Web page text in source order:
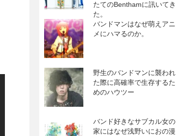
たてのBenthamに訊いてき
た。
バンドマンはなぜ萌えアニ
メにハマるのか。
野生のバンドマンに襲われ
た際に高確率で生存するた
めのハウツー
バンド好きなサブカル女の
家にはなぜ浅野いにおの漫